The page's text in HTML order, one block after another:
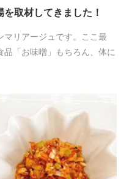
取材してきました！
マリアージュです。ここ最
「お味噌」もちろん、体に